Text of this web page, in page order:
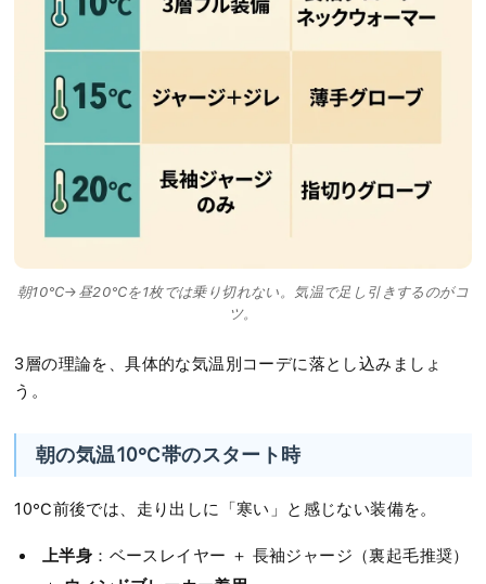
朝10℃→昼20℃を1枚では乗り切れない。気温で足し引きするのがコ
ツ。
3層の理論を、具体的な気温別コーデに落とし込みましょ
う。
朝の気温10℃帯のスタート時
10℃前後では、走り出しに「寒い」と感じない装備を。
上半身 ：ベースレイヤー ＋ 長袖ジャージ（裏起毛推奨）